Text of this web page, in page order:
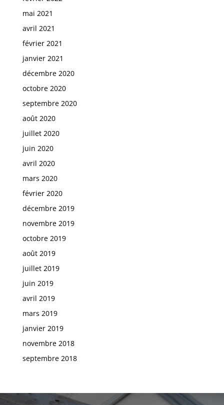
mai 2021
avril 2021
février 2021
janvier 2021
décembre 2020
octobre 2020
septembre 2020
août 2020
juillet 2020
juin 2020
avril 2020
mars 2020
février 2020
décembre 2019
novembre 2019
octobre 2019
août 2019
juillet 2019
juin 2019
avril 2019
mars 2019
janvier 2019
novembre 2018
septembre 2018